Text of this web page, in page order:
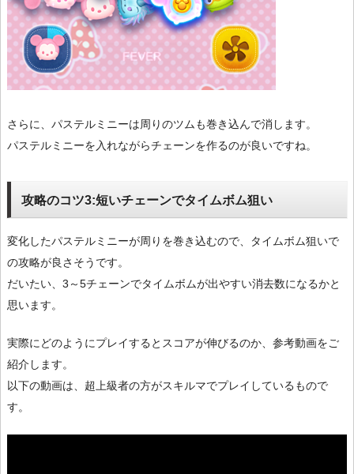
さらに、パステルミニーは周りのツムも巻き込んで消します。
パステルミニーを入れながらチェーンを作るのが良いですね。
攻略のコツ3:短いチェーンでタイムボム狙い
変化したパステルミニーが周りを巻き込むので、タイムボム狙いで
の攻略が良さそうです。
だいたい、3～5チェーンでタイムボムが出やすい消去数になるかと
思います。
実際にどのようにプレイするとスコアが伸びるのか、参考動画をご
紹介します。
以下の動画は、超上級者の方がスキルマでプレイしているもので
す。